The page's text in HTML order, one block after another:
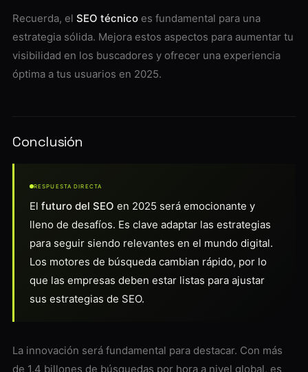
Recuerda, el SEO técnico es fundamental para una
estrategia sólida. Mejora estos aspectos para aumentar tu
visibilidad en los buscadores y ofrecer una experiencia
óptima a tus usuarios en 2025.
Conclusión
RESPUESTA DIRECTA
El futuro del SEO en 2025 será emocionante y
lleno de desafíos. Es clave adaptar las estrategias
para seguir siendo relevantes en el mundo digital.
Los motores de búsqueda cambian rápido, por lo
que las empresas deben estar listas para ajustar
sus estrategias de SEO.
La innovación será fundamental para destacar. Con más
de 1.4 billones de búsquedas por hora a nivel global, es